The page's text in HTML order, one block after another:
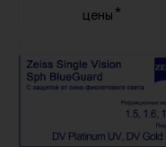
цены*